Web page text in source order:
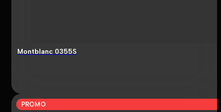
Montblanc 0355S
PROMO